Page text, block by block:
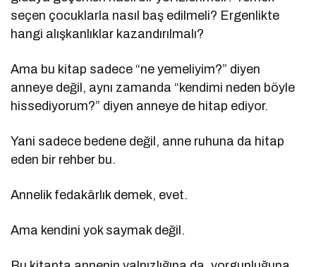
seçen çocuklarla nasıl baş edilmeli? Ergenlikte
hangi alışkanlıklar kazandırılmalı?
Ama bu kitap sadece “ne yemeliyim?” diyen
anneye değil, aynı zamanda “kendimi neden böyle
hissediyorum?” diyen anneye de hitap ediyor.
Yani sadece bedene değil, anne ruhuna da hitap
eden bir rehber bu.
Annelik fedakârlık demek, evet.
Ama kendini yok saymak değil.